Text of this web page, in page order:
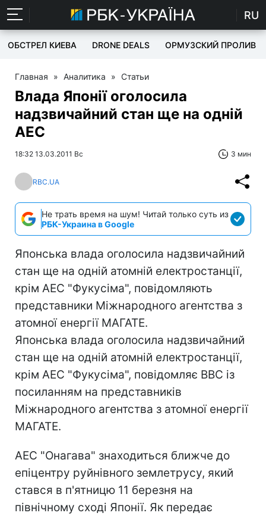
RU
ОБСТРЕЛ КИЕВА DRONE DEALS ОРМУЗСКИЙ ПРОЛИВ
Главная » Аналитика » Статьи
Влада Японії оголосила
надзвичайний стан ще на одній
АЕС
18:32 13.03.2011 Вс 3 мин
RBC.UA
Не трать время на шум! Читай только суть из
РБК-Украина в Google
Японська влада оголосила надзвичайний
стан ще на одній атомній електростанції,
крім АЕС "Фукусіма", повідомляють
представники Міжнародного агентства з
атомної енергії МАГАТЕ.
Японська влада оголосила надзвичайний
стан ще на одній атомній електростанції,
крім АЕС "Фукусіма", повідомляє ВВС із
посиланням на представників
Міжнародного агентства з атомної енергії
МАГАТЕ.
АЕС "Онагава" знаходиться ближче до
епіцентру руйнівного землетрусу, який
стався в п'ятницю 11 березня на
північному сході Японії. Як передає